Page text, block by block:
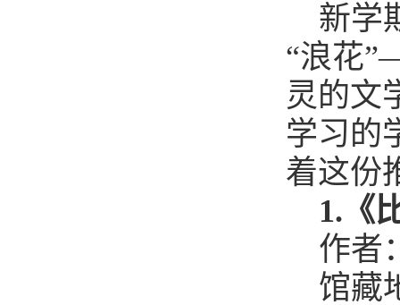
新学
“浪花
灵的文
学习的
着这份
1.《
作者
馆藏